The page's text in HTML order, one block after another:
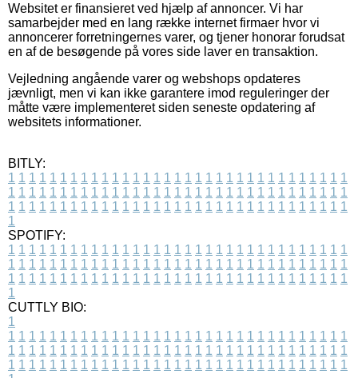
Websitet er finansieret ved hjælp af annoncer. Vi har
samarbejder med en lang række internet firmaer hvor vi
annoncerer forretningernes varer, og tjener honorar forudsat
en af de besøgende på vores side laver en transaktion.
Vejledning angående varer og webshops opdateres
jævnligt, men vi kan ikke garantere imod reguleringer der
måtte være implementeret siden seneste opdatering af
websitets informationer.
BITLY:
1 1 1 1 1 1 1 1 1 1 1 1 1 1 1 1 1 1 1 1 1 1 1 1 1 1 1 1 1 1 1 1 1
1 1 1 1 1 1 1 1 1 1 1 1 1 1 1 1 1 1 1 1 1 1 1 1 1 1 1 1 1 1 1 1 1
1 1 1 1 1 1 1 1 1 1 1 1 1 1 1 1 1 1 1 1 1 1 1 1 1 1 1 1 1 1 1 1 1
1
SPOTIFY:
1 1 1 1 1 1 1 1 1 1 1 1 1 1 1 1 1 1 1 1 1 1 1 1 1 1 1 1 1 1 1 1 1
1 1 1 1 1 1 1 1 1 1 1 1 1 1 1 1 1 1 1 1 1 1 1 1 1 1 1 1 1 1 1 1 1
1 1 1 1 1 1 1 1 1 1 1 1 1 1 1 1 1 1 1 1 1 1 1 1 1 1 1 1 1 1 1 1 1
1
CUTTLY BIO:
1
1 1 1 1 1 1 1 1 1 1 1 1 1 1 1 1 1 1 1 1 1 1 1 1 1 1 1 1 1 1 1 1 1
1 1 1 1 1 1 1 1 1 1 1 1 1 1 1 1 1 1 1 1 1 1 1 1 1 1 1 1 1 1 1 1 1
1 1 1 1 1 1 1 1 1 1 1 1 1 1 1 1 1 1 1 1 1 1 1 1 1 1 1 1 1 1 1 1 1